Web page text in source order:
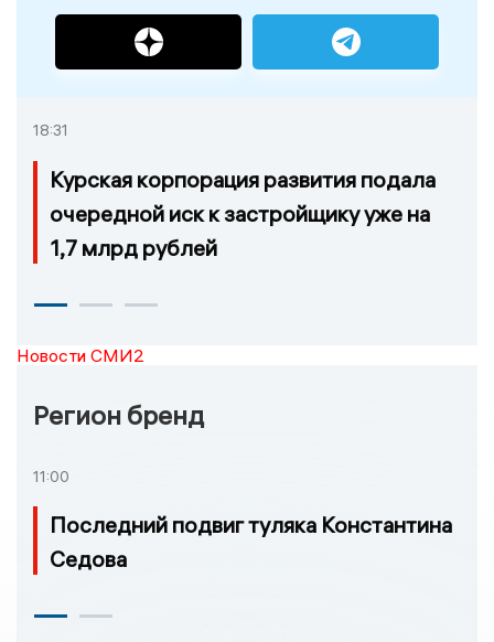
18:31
Курская корпорация развития подала
очередной иск к застройщику уже на
1,7 млрд рублей
Новости СМИ2
Регион бренд
11:00
Последний подвиг туляка Константина
Седова